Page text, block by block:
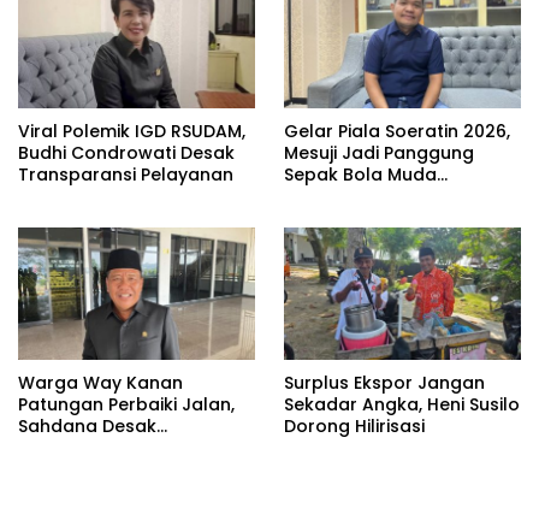
Viral Polemik IGD RSUDAM,
Budhi Condrowati Desak
Transparansi Pelayanan
Gelar Piala Soeratin 2026,
Mesuji Jadi Panggung
Sepak Bola Muda
Warga Way Kanan
Patungan Perbaiki Jalan,
Sahdana Desak
Surplus Ekspor Jangan
Sekadar Angka, Heni Susilo
Dorong Hilirisasi